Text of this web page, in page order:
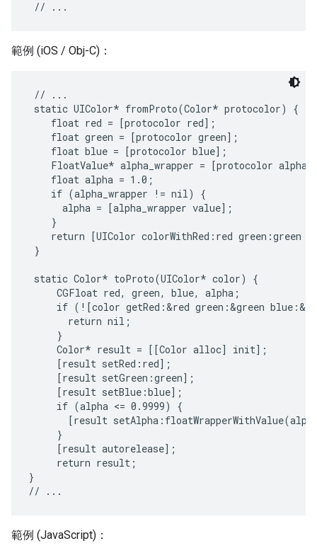
範例 (iOS / Obj-C)：
// ...
static UIColor* fromProto(Color* protocolor) {
    float red = [protocolor red];
    float green = [protocolor green];
    float blue = [protocolor blue];
FloatValue* alpha_wrapper = [protocolor
    float alpha = 1.0;
    if (alpha_wrapper != nil) {
      alpha = [alpha_wrapper value];
    }
return [UIColor colorWithRed:red green:green
}
static Color* toProto(UIColor* color) {
     CGFloat red, green, blue, alpha;
if (![color getRed:&red green:&green
       return nil;
     }
     Color* result = [[Color alloc] init];
     [result setRed:red];
     [result setGreen:green];
     [result setBlue:blue];
     if (alpha <= 0.9999) {
[result
     }
     [result autorelease];
     return result;
}
範例 (JavaScript)：